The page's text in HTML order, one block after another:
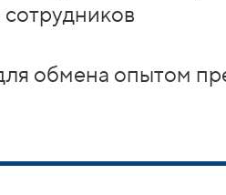
обмена опытом